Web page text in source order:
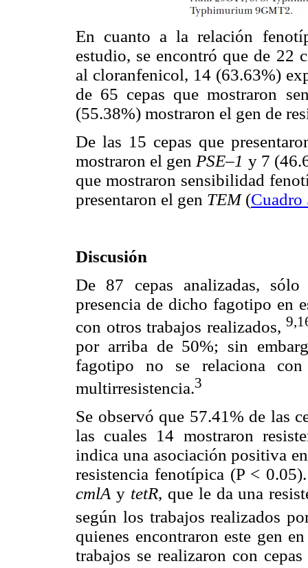
En cuanto a la relación
estudio, se encontró que de 22
al cloranfenicol, 14 (63.63%)
de 65 cepas que mostraron
(55.38%) mostraron el gen de
De las 15 cepas que
mostraron el gen PSE–1 y 7
que mostraron sensibilidad
presentaron el gen TEM(Cuadro
Discusión
De 87 cepas analizadas,
presencia de dicho fagotipo en
con otros trabajos realizados,
por arriba de 50%; sin
fagotipo no se relaciona
multirresistencia.3
Se observó que 57.41% de las
las cuales 14 mostraron
indica una asociación positiva
resistencia fenotípica (P <
cmlA y tetR, que le da una
según los trabajos realizados
quienes encontraron este gen
trabajos se realizaron con